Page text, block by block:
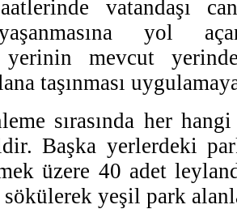
vatandaşı
yol
yerinin mevcut
taşınması
sırasında her
Başka yerlerdeki
üzere 40 adet
yeşil park